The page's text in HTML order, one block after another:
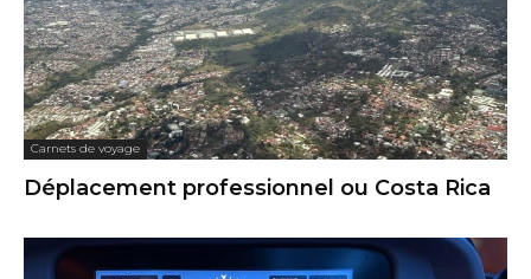
Carnets de voyage
Déplacement professionnel ou Costa Rica